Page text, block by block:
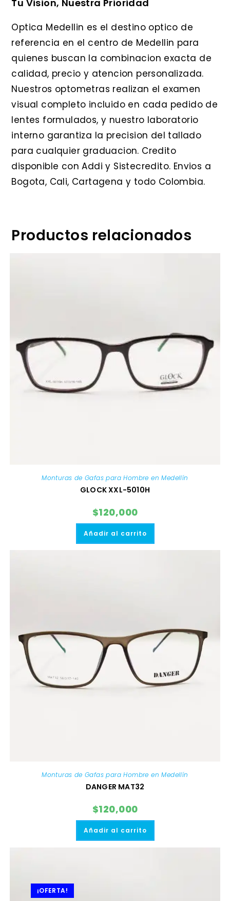
Tu Vision, Nuestra Prioridad
Optica Medellin es el destino optico de
referencia en el centro de Medellin para
quienes buscan la combinacion exacta de
calidad, precio y atencion personalizada.
Nuestros optometras realizan el examen
visual completo incluido en cada pedido de
lentes formulados, y nuestro laboratorio
interno garantiza la precision del tallado
para cualquier graduacion. Credito
disponible con Addi y Sistecredito. Envios a
Bogota, Cali, Cartagena y todo Colombia.
Productos relacionados
Monturas de Gafas para Hombre en Medellín
GLOCK XXL-5010H
$120,000
Añadir al carrito
Monturas de Gafas para Hombre en Medellín
DANGER MAT32
$120,000
Añadir al carrito
¡OFERTA!